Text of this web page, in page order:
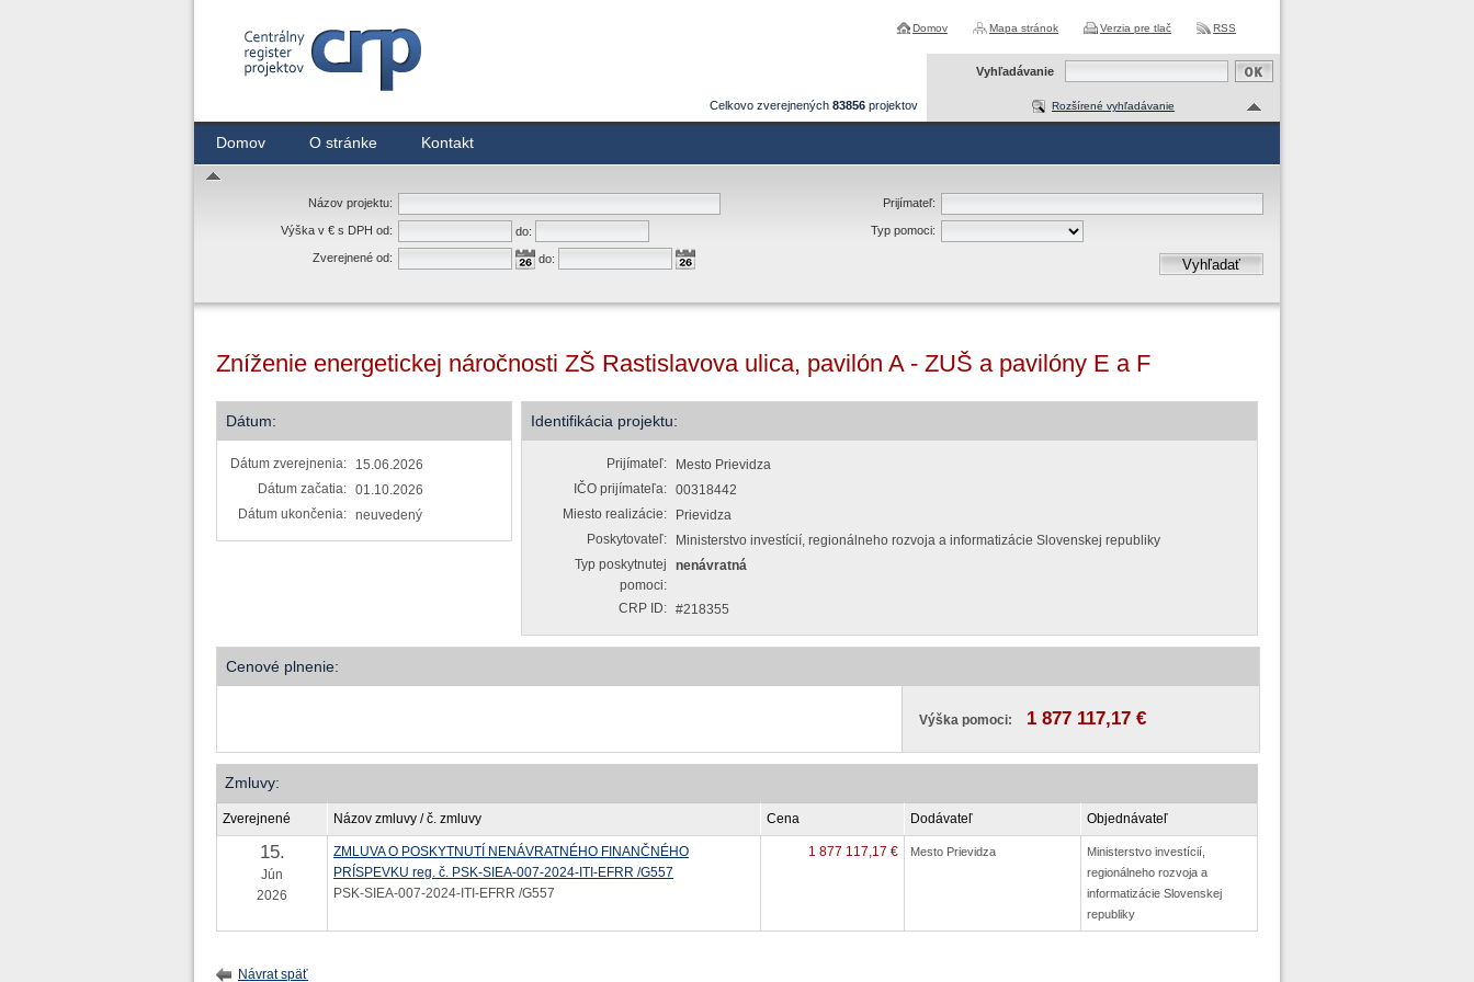
Domov Mapa stránok Verzia pre tlač RSS
Celkovo zverejnených 83856 projektov
Domov O stránke Kontakt
Vyhľadávanie
Rozšírené vyhľadávanie
Názov projektu:
Výška v € s DPH od:
do:
Zverejnené od:
do:
Prijímateľ:
Typ pomoci:
Vyhľadať
Zníženie energetickej náročnosti ZŠ Rastislavova ulica, pavilón A - ZUŠ a pavilóny E a F
Dátum:
Dátum zverejnenia:
15.06.2026
Dátum začatia: 01.10.2026
Dátum ukončenia: neuvedený
Identifikácia projektu:
Prijímateľ:
Mesto Prievidza
IČO prijímateľa: 00318442
Miesto realizácie:
Prievidza
Poskytovateľ:
Ministerstvo investícií, regionálneho rozvoja a informatizácie Slovenskej republiky
Typ poskytnutej
pomoci:
nenávratná
CRP ID: #218355
Cenové plnenie:
Výška pomoci: 1 877 117,17 €
Zmluvy:
Zverejnené Názov zmluvy / č. zmluvy Cena Dodávateľ Objednávateľ
15.
Jún
2026
ZMLUVA O POSKYTNUTÍ NENÁVRATNÉHO FINANČNÉHO
PRÍSPEVKU reg. č. PSK-SIEA-007-2024-ITI-EFRR /G557
PSK-SIEA-007-2024-ITI-EFRR /G557
1 877 117,17 € Mesto Prievidza
Ministerstvo investícií,
regionálneho rozvoja a
informatizácie Slovenskej
republiky
Návrat späť